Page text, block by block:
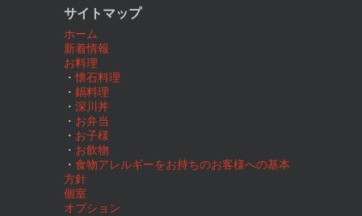
サイトマップ
ホーム
新着情報
お料理
・懐石料理
・ 鍋料理
・ 深川丼
・ お弁当
・ お子様
・ お飲物
・ 食物アレルギーをお持ちのお客様への基本
方針
個室
オプション